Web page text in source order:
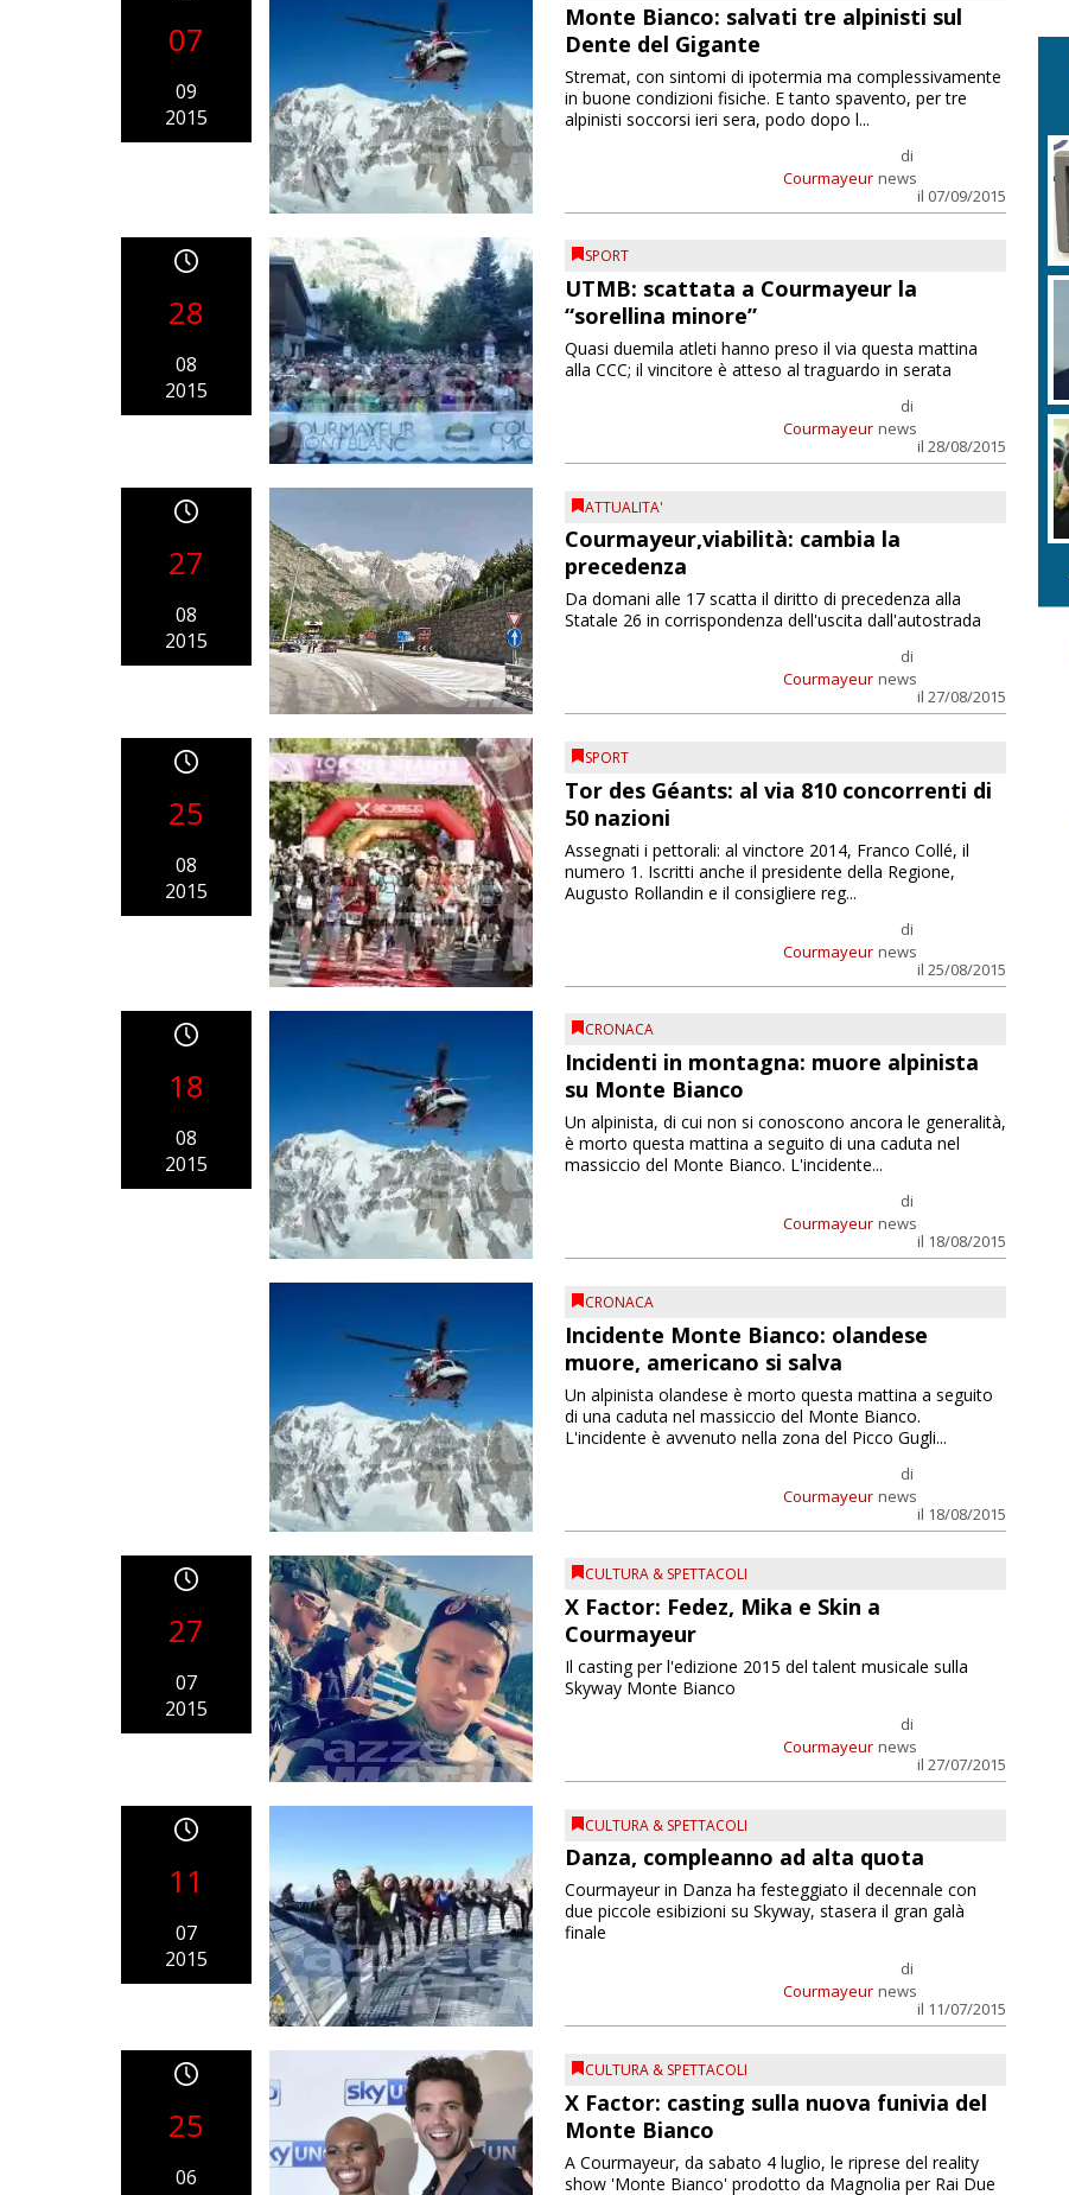
07
09
2015
Monte Bianco: salvati tre alpinisti sul
Dente del Gigante
Courmayeur
di
news
il 07/09/2015
Stremat, con sintomi di ipotermia ma complessivamente
in buone condizioni fisiche. E tanto spavento, per tre
alpinisti soccorsi ieri sera, podo dopo l...
28
08
2015
SPORT
UTMB: scattata a Courmayeur la
“sorellina minore”
Courmayeur
di
news
il 28/08/2015
Quasi duemila atleti hanno preso il via questa mattina
alla CCC; il vincitore è atteso al traguardo in serata
27
08
2015
ATTUALITA'
Courmayeur,viabilità: cambia la
precedenza
Courmayeur
di
news
il 27/08/2015
Da domani alle 17 scatta il diritto di precedenza alla
Statale 26 in corrispondenza dell'uscita dall'autostrada
25
08
2015
SPORT
Tor des Géants: al via 810 concorrenti di
50 nazioni
Courmayeur
di
news
il 25/08/2015
Assegnati i pettorali: al vinctore 2014, Franco Collé, il
numero 1. Iscritti anche il presidente della Regione,
Augusto Rollandin e il consigliere reg...
18
08
2015
CRONACA
Incidenti in montagna: muore alpinista
su Monte Bianco
Courmayeur
di
news
il 18/08/2015
Un alpinista, di cui non si conoscono ancora le generalità,
è morto questa mattina a seguito di una caduta nel
massiccio del Monte Bianco. L'incidente...
CRONACA
Incidente Monte Bianco: olandese
muore, americano si salva
Courmayeur
di
news
il 18/08/2015
Un alpinista olandese è morto questa mattina a seguito
di una caduta nel massiccio del Monte Bianco.
L'incidente è avvenuto nella zona del Picco Gugli...
27
07
2015
CULTURA & SPETTACOLI
X Factor: Fedez, Mika e Skin a
Courmayeur
Courmayeur
di
news
il 27/07/2015
Il casting per l'edizione 2015 del talent musicale sulla
Skyway Monte Bianco
11
07
2015
CULTURA & SPETTACOLI
Danza, compleanno ad alta quota
Courmayeur
di
news
il 11/07/2015
Courmayeur in Danza ha festeggiato il decennale con
due piccole esibizioni su Skyway, stasera il gran galà
finale
25
06
CULTURA & SPETTACOLI
X Factor: casting sulla nuova funivia del
Monte Bianco
A Courmayeur, da sabato 4 luglio, le riprese del reality
show 'Monte Bianco' prodotto da Magnolia per Rai Due